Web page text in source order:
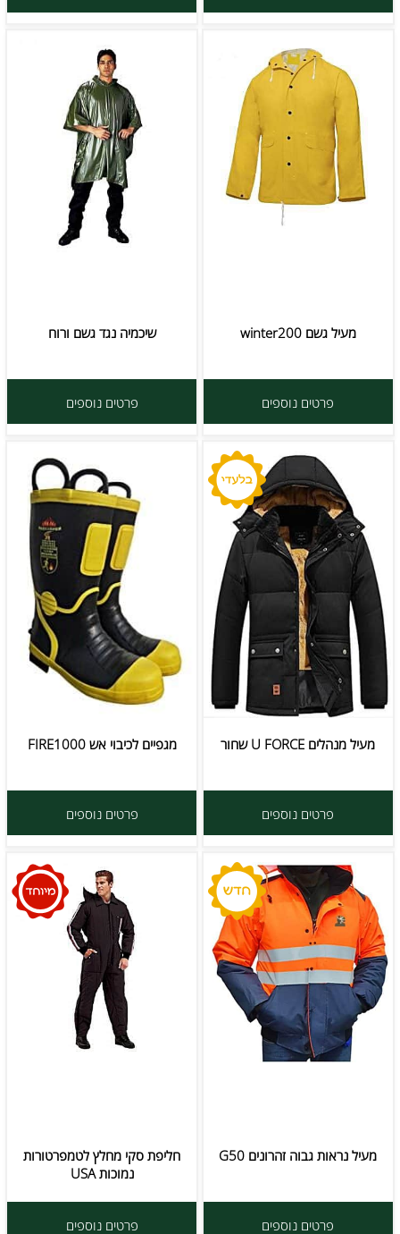
מעיל גשם winter200
פרטים נוספים
שיכמיה נגד גשם ורוח
פרטים נוספים
מעיל מנהלים U FORCE שחור
פרטים נוספים
מגפיים לכיבוי אש FIRE1000
פרטים נוספים
מעיל נראות גבוה זהרונים G50
פרטים נוספים
חליפת סקי מחלץ לטמפרטורות
נמוכות USA
פרטים נוספים